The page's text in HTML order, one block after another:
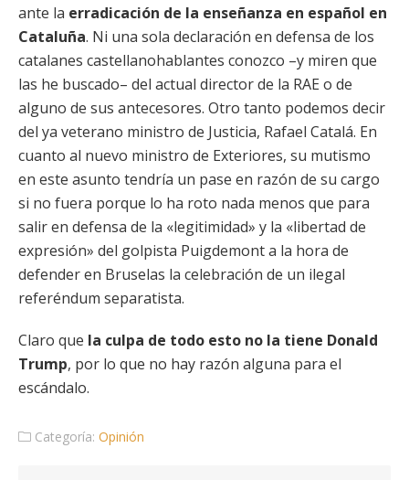
ante la erradicación de la enseñanza en español en
Cataluña. Ni una sola declaración en defensa de los
catalanes castellanohablantes conozco –y miren que
las he buscado– del actual director de la RAE o de
alguno de sus antecesores. Otro tanto podemos decir
del ya veterano ministro de Justicia, Rafael Catalá. En
cuanto al nuevo ministro de Exteriores, su mutismo
en este asunto tendría un pase en razón de su cargo
si no fuera porque lo ha roto nada menos que para
salir en defensa de la «legitimidad» y la «libertad de
expresión» del golpista Puigdemont a la hora de
defender en Bruselas la celebración de un ilegal
referéndum separatista.
Claro que la culpa de todo esto no la tiene Donald
Trump, por lo que no hay razón alguna para el
escándalo.
Categoría: Opinión